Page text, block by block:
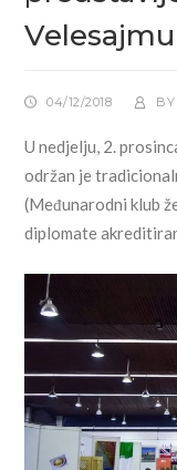
Velesajmu
04/12/2018 BY
U nedjelju, 2.
održan je
(Međunarodni klub
diplomate